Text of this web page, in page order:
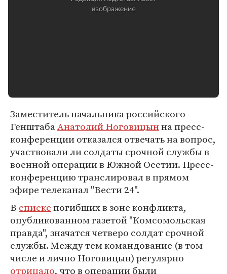
Заместитель начальника российского
ГенштабаАнатолий Ноговицынна пресс-
конференции отказался отвечать на вопрос,
участвовали ли солдаты срочной службы в
военной операции в Южной Осетии. Пресс-
конференцию транслировал в прямом
эфире телеканал "Вести 24".
В спискепогибших в зоне конфликта,
опубликованном газетой "Комсомольская
правда", значатся четверо солдат срочной
службы. Между тем командование (в том
числе и лично Ноговицын) регулярно
отрицало, что в операции были